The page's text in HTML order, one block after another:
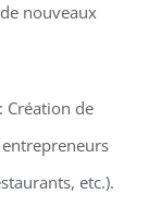
nouveaux
Création de
etc.).